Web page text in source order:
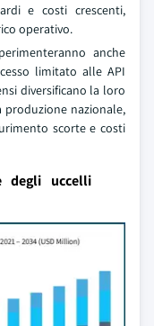
e costi crescenti,
operativo.
anche
limitato alle API
diversificano la loro
produzione nazionale,
scorte e costi
degli uccelli